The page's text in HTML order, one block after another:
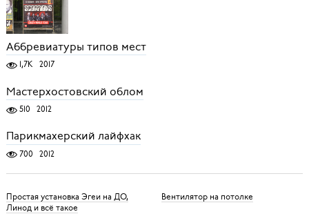
Аббревиатуры типов мест
1,7K 2017
Мастерхостовский облом
510 2012
Парикмахерский лайфхак
700 2012
Простая установка Эгеи на ДО,
Линод и всё такое
Вентилятор на потолке